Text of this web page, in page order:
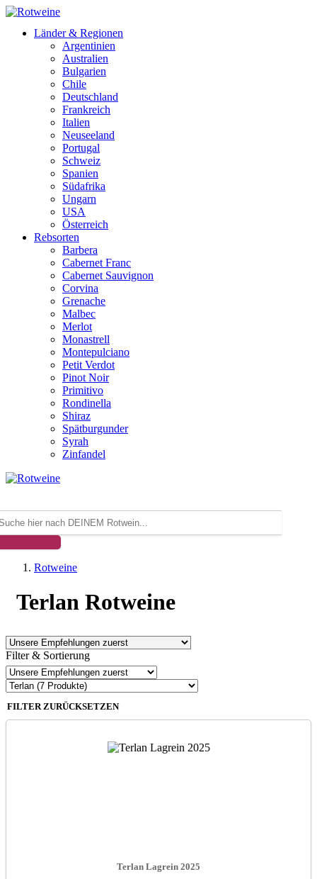
Länder & Regionen
Argentinien
Australien
Bulgarien
Chile
Deutschland
Frankreich
Italien
Neuseeland
Portugal
Schweiz
Spanien
Südafrika
Ungarn
USA
Österreich
Rebsorten
Barbera
Cabernet Franc
Cabernet Sauvignon
Corvina
Grenache
Malbec
Merlot
Monastrell
Montepulciano
Petit Verdot
Pinot Noir
Primitivo
Rondinella
Shiraz
Spätburgunder
Syrah
Zinfandel
Rotweine
Terlan Rotweine
Filter & Sortierung
FILTER ZURÜCKSETZEN
Terlan Lagrein 2025